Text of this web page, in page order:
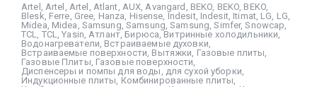
Artel Artel Artel Atlant AUX Avangard BEKO BEKO BEKO,
Blesk Ferre Gree Hanza Hisense Indesit, Indesit, Itimat, LG LG
Midea Midea Samsung ,Samsung ,Samsung ,Simfer,Snowcap
TCL
TCL ,Yasin Атлант ,Бирюса ,Витринные холодильники ,
Водонагреватели Встраиваемые духовки
Встраиваемые поверхности Вытяжки Газовые плиты
Газовые Плиты Газовые поверхности
Диспенсеры и помпы для воды
для сухой уборки
Индукционные плиты Комбинированные плиты